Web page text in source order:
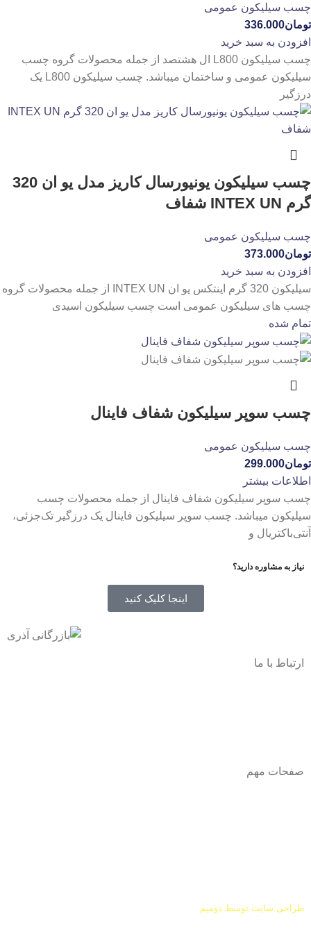
چسب سیلیکون عمومی
تومان336.000
افزودن به سبد خرید
چسب سیلیکون L800 ال هشتصد از جمله محصولات گروه چسب
سیلیکون عمومی و ساختمان میباشد. چسب سیلیکون L800 یک
درزگیر
چسب سیلیکون یونیورسال کاریز مدل یو ان 320
گرم INTEX UN شفاف
چسب سیلیکون عمومی
تومان373.000
افزودن به سبد خرید
سیلیکون 320 گرم اینتکس یو ان INTEX UN از جمله محصولات گروه
چسب های سیلیکون عمومی است چسب سیلیکون اسیدی
تمام شده
چسب سوپر سیلیکون شفاف فاینال
چسب سیلیکون عمومی
تومان299.000
اطلاعات بیشتر
چسب سوپر سیلیکون شفاف فاینال از جمله محصولات چسب
سیلیکون میباشد. چسب سوپر سیلیکون فاینال یک درزگیر تک‌جزئی،
آنتی‌باکتریال و
نیاز به مشاوره دارید؟
اینجا کلیک کنید
ارتباط با ما
صفحات مهم
طراحی سایت توسط دومیم